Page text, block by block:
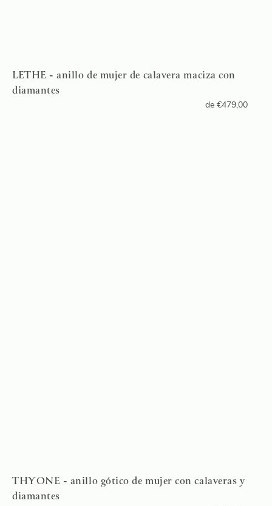
LETHE - anillo de mujer de calavera maciza con
diamantes
de €479,00
THYONE - anillo gótico de mujer con calaveras y
diamantes